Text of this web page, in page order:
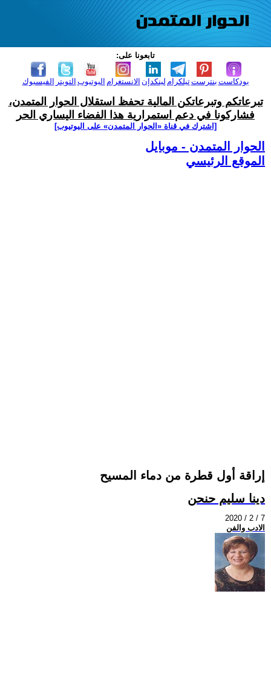
تابعونا على:
الفيسبوك التويتر اليوتيوب الانستغرام لينكدإن تيلكرامبنترست بودكاست
تبرعاتكم وتبرعاتكن المالية تحفظ استقلال الحوار المتمدن،
فشاركونا في دعم استمرارية هذا الفضاء اليساري الحر
[اشترك في قناة ‫«الحوار المتمدن» على اليوتيوب]
الحوار المتمدن - موبايل
الموقع الرئيسي
إراقة أول قطرة من دماء المسيح
دينا سليم حنحن
2020 / 2 / 7
الادب والفن